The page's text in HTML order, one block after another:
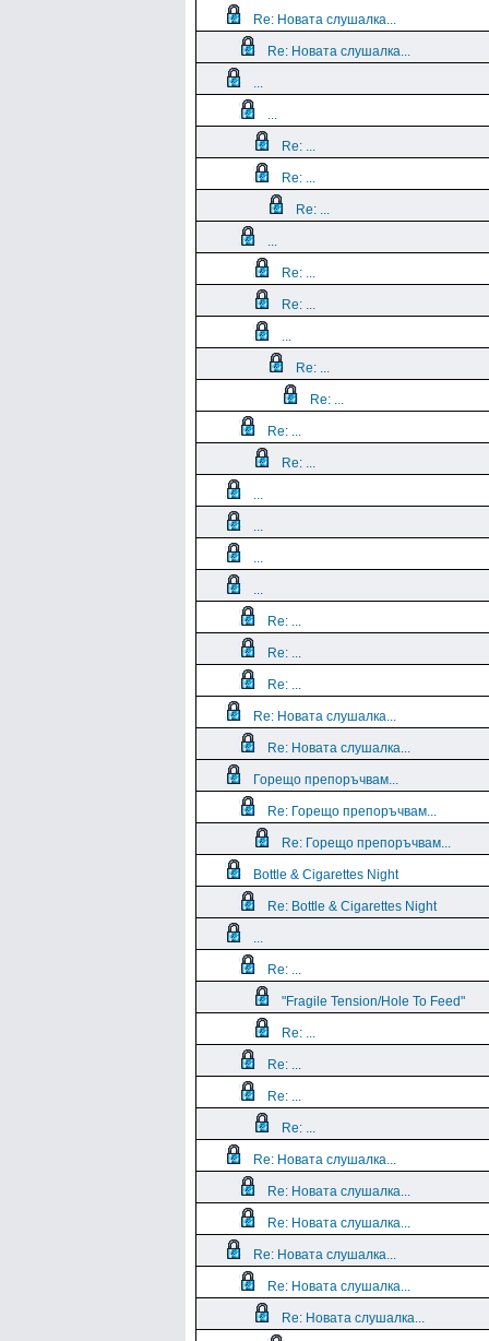
Re: Новата слушалка...
Re: Новата слушалка...
...
...
Re: ...
Re: ...
Re: ...
...
Re: ...
Re: ...
...
Re: ...
Re: ...
Re: ...
Re: ...
...
...
...
...
Re: ...
Re: ...
Re: ...
Re: Новата слушалка...
Re: Новата слушалка...
Горещо препоръчвам...
Re: Горещо препоръчвам...
Re: Горещо препоръчвам...
Bottle & Cigarettes Night
Re: Bottle & Cigarettes Night
...
Re: ...
"Fragile Tension/Hole To Feed"
Re: ...
Re: ...
Re: ...
Re: ...
Re: Новата слушалка...
Re: Новата слушалка...
Re: Новата слушалка...
Re: Новата слушалка...
Re: Новата слушалка...
Re: Новата слушалка...